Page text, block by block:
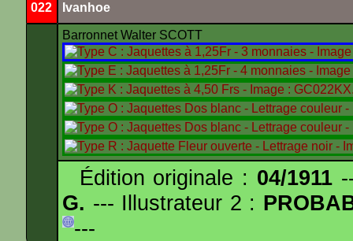
022 Ivanhoe
Barronnet Walter SCOTT
Édition originale : 04/1911
G. --- Illustrateur 2 :
---